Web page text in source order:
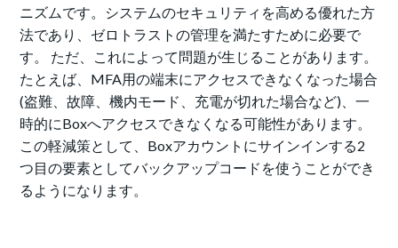
ニズムです。 システムのセキュリティを高める優れた方
法であり、ゼロトラストの管理を満たすために必要で
す。 ただ、これによって問題が生じることがあります。
たとえば、MFA用の端末にアクセスできなくなった場合
(盗難、故障、機内モード、充電が切れた場合など)、一
時的にBoxへアクセスできなくなる可能性があります。
この軽減策として、Boxアカウントにサインインする2
つ目の要素としてバックアップコードを使うことができ
るようになります。